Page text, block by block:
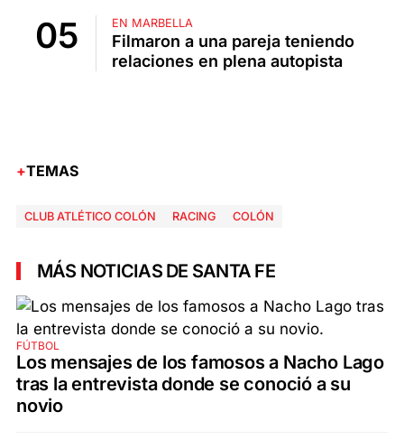
EN MARBELLA
Filmaron a una pareja teniendo
relaciones en plena autopista
TEMAS
CLUB ATLÉTICO COLÓN RACING COLÓN
MÁS NOTICIAS DE SANTA FE
FÚTBOL
Los mensajes de los famosos a Nacho Lago
tras la entrevista donde se conoció a su
novio